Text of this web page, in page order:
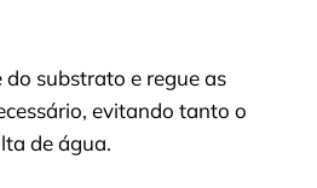
substrato e regue as
evitando tanto o
de água.